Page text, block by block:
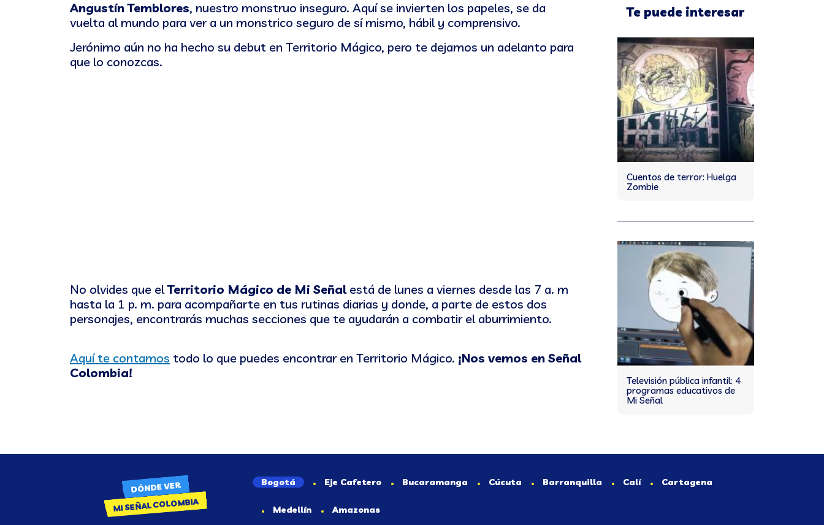
Angustín Temblores, nuestro monstruo inseguro. Aquí se invierten los papeles, se da
vuelta al mundo para ver a un monstrico seguro de sí mismo, hábil y comprensivo.
Jerónimo aún no ha hecho su debut en Territorio Mágico, pero te dejamos un adelanto para
que lo conozcas.
No olvides que elTerritorio Mágico de Mi Señalestá de lunes a viernes desde las 7 a. m
hasta la 1 p. m. para acompañarte en tus rutinas diarias y donde, a parte de estos dos
personajes, encontrarás muchas secciones que te ayudarán a combatir el aburrimiento.
Aquí te contamos todo lo que puedes encontrar en Territorio Mágico. ¡Nos vemos en Señal
Colombia!
Te puede interesar
Cuentos de terror: Huelga
Zombie
Televisión pública infantil: 4
programas educativos de
Mi Señal
DÓNDE VER
MI SEÑAL COLOMBIA
Bogotá Eje Cafetero Bucaramanga Cúcuta Barranquilla Calí Cartagena
Medellín Amazonas